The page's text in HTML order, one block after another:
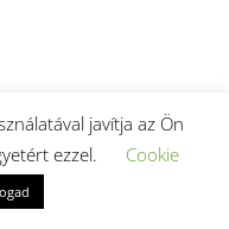
javítja az Ön
ezzel.
Cookie